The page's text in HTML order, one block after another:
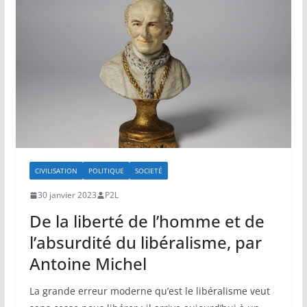
CIVILISATION POLITIQUE SOCIETÉ
30 janvier 2023 P2L
De la liberté de l’homme et de
l’absurdité du libéralisme, par
Antoine Michel
La grande erreur moderne qu’est le libéralisme veut